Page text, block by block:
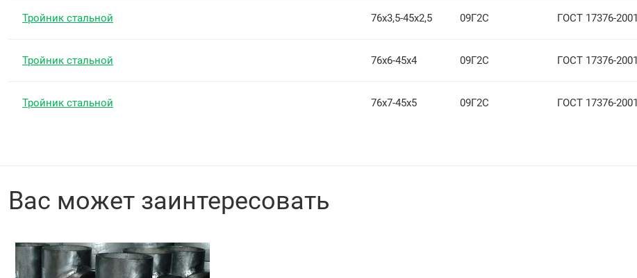
Тройник стальной 76х3,5-45х2,5 09Г2С ГОСТ 17376-2001
Тройник стальной 76х6-45х4 09Г2С ГОСТ 17376-2001
Тройник стальной 76х7-45х5 09Г2С ГОСТ 17376-2001
Вас может заинтересовать